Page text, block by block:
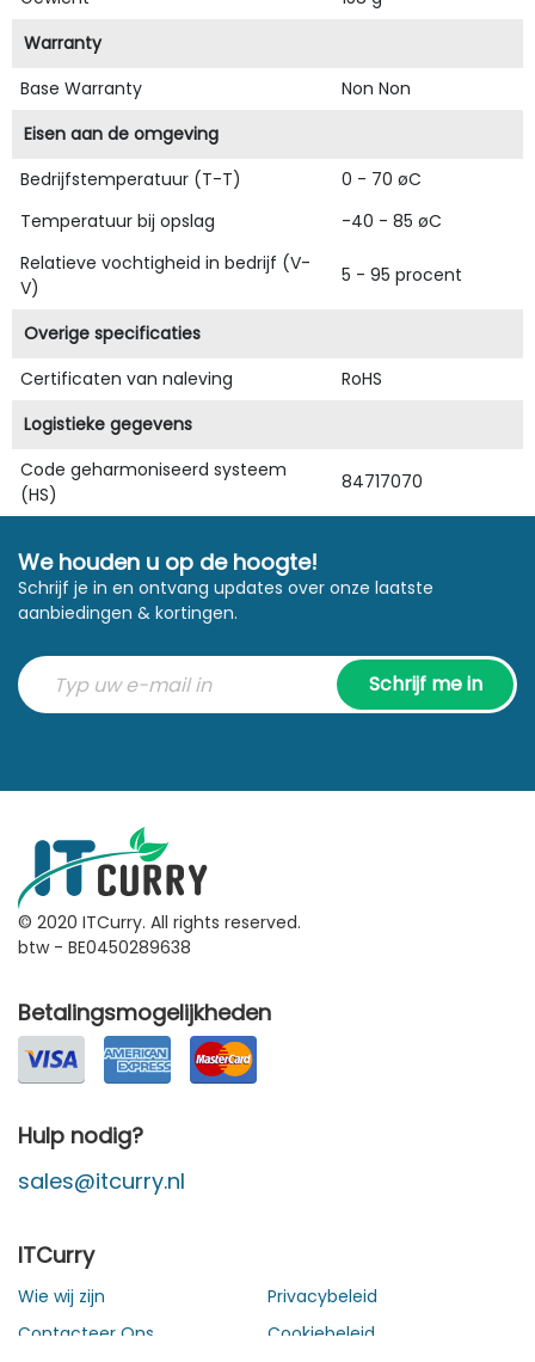
Warranty
Base Warranty
Non Non
Eisen aan de omgeving
Bedrijfstemperatuur (T-T)
0 - 70 øC
Temperatuur bij opslag
-40 - 85 øC
Relatieve vochtigheid in bedrijf (V-
V)
5 - 95 procent
Overige specificaties
Certificaten van naleving
RoHS
Logistieke gegevens
Code geharmoniseerd systeem
(HS)
84717070
We houden u op de hoogte!
Schrijf je in en ontvang updates over onze laatste
aanbiedingen & kortingen.
Schrijf me in
© 2020 ITCurry. All rights reserved.
btw - BE0450289638
Betalingsmogelijkheden
Hulp nodig?
sales@itcurry.nl
ITCurry
Wie wij zijn
Privacybeleid
Contacteer Ons
Cookiebeleid